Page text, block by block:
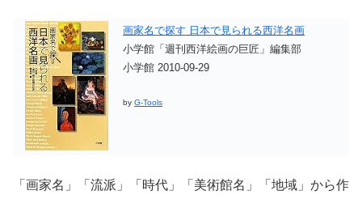
画家名で探す 日本で見られる西洋名画
小学館「週刊西洋絵画の巨匠」編集部
小学館 2010-09-29
by G-Tools
「画家名」「流派」「時代」「美術館名」「地域」から作